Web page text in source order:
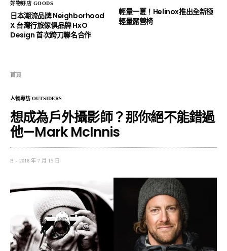
好物好店 GOODS
日本潮流品牌 Neighborhood
X 台灣行旅傢俱品牌 HxO
Design 首次跨刀聯名合作
輕量一夏！Helinox推出全新極
輕量露營椅
首頁
人物專訪 OUTSIDERS
想成為戶外攝影師？那你絕不能錯過
他—Mark McInnis
B 2018 年 7 月 15 日